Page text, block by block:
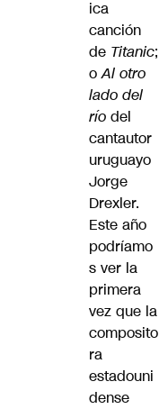
ica
canción
de Titanic;
oAl otro
lado del
río del
cantautor
uruguayo
Jorge
Drexler.
Este año
podríamo
s ver la
primera
vez que la
composito
ra
estadouni
dense